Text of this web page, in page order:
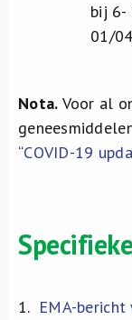
bij 6-
01/
Nota. Voor al
“COVID-19
1. EMA-